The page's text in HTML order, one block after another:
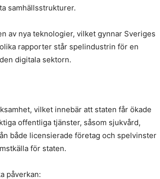
samhällsstrukturer.
av nya teknologier, vilket gynnar Sveriges
rapporter står spelindustrin för en
digitala sektorn.
vilket innebär att staten får ökade
offentliga tjänster, såsom sjukvård,
både licensierade företag och spelvinster
för staten.
påverkan: